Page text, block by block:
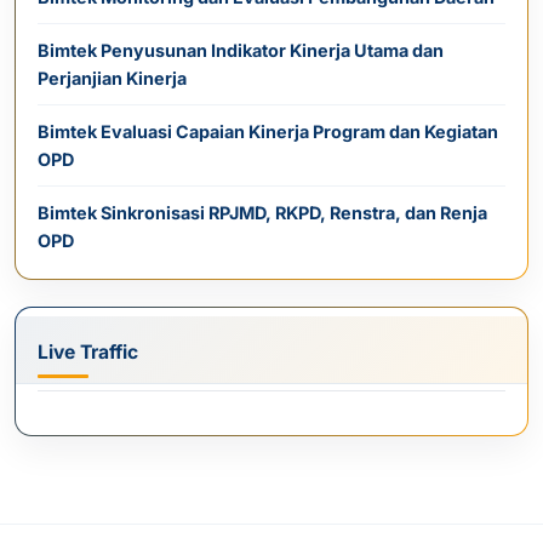
Bimtek Penyusunan Indikator Kinerja Utama dan
Perjanjian Kinerja
Bimtek Evaluasi Capaian Kinerja Program dan Kegiatan
OPD
Bimtek Sinkronisasi RPJMD, RKPD, Renstra, dan Renja
OPD
Live Traffic